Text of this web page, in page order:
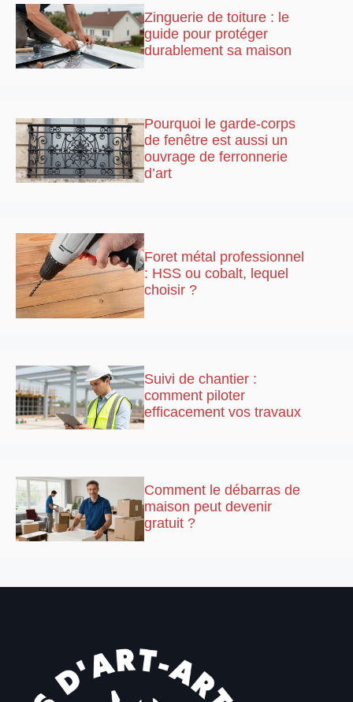
Zinguerie de toiture : le
guide pour protéger
durablement sa maison
Pourquoi le garde-corps
de fenêtre est aussi un
ouvrage de ferronnerie
d’art
Foret métal professionnel
: HSS ou cobalt, lequel
choisir ?
Suivi de chantier :
comment piloter
efficacement vos travaux
Comment le débarras de
maison peut devenir
gratuit ?